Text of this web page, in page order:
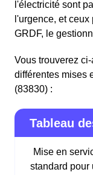
l'électricité sont
l'urgence, et
GRDF, le
Vous trouverez
différentes mises
(83830) :
Tableau
Mise en
standard pour